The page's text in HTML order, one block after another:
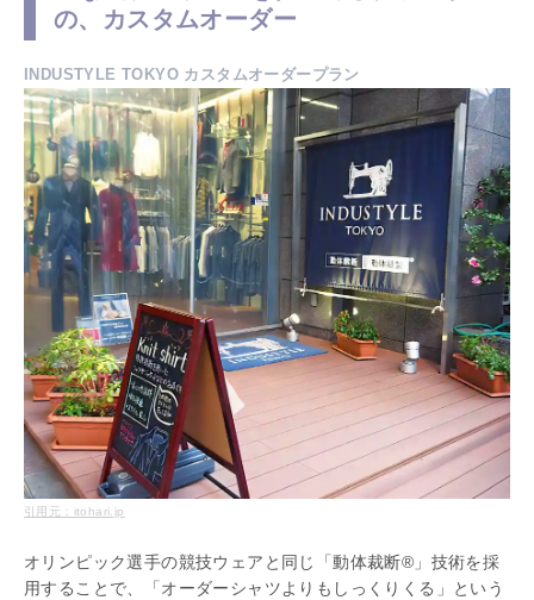
の、カスタムオーダー
INDUSTYLE TOKYO カスタムオーダープラン
引用元：itohari.jp
オリンピック選手の競技ウェアと同じ「動体裁断®」技術を採
用することで、「オーダーシャツよりもしっくりくる」という